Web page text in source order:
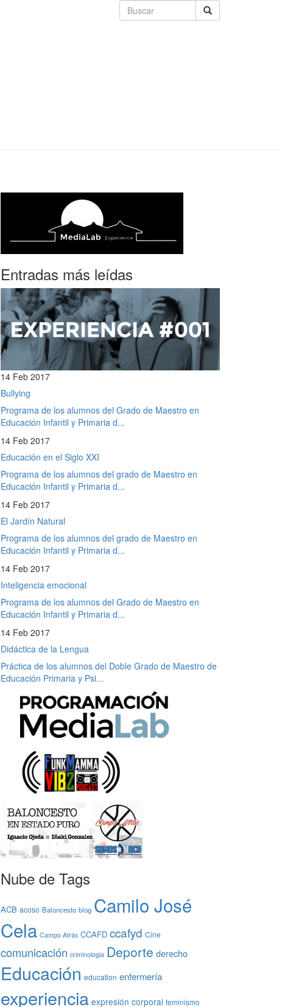
Entradas más leídas
14 Feb 2017
Bullying
Programa de los alumnos del Grado de Maestro en
Educación Infantil y Primaria d...
14 Feb 2017
Educación en el Siglo XXI
Programa de los alumnos del grado de Maestro en
Educación Infantil y Primaria d...
14 Feb 2017
El Jardín Natural
Programa de los alumnos del grado de Maestro en
Educación Infantil y Primaria d...
14 Feb 2017
Inteligencia emocional
Programa de los alumnos del Grado de Maestro en
Educación Infantil y Primaria d...
14 Feb 2017
Didáctica de la Lengua
Práctica de los alumnos del Doble Grado de Maestro de
Educación Primaria y Psi...
Nube de Tags
ACB acoso Baloncesto blog Camilo José
Cela Campo Atrás CCAFD ccafyd Cine
comunicación criminologia Deporte derecho
Educación education enfermería
experiencia expresión corporal feminismo